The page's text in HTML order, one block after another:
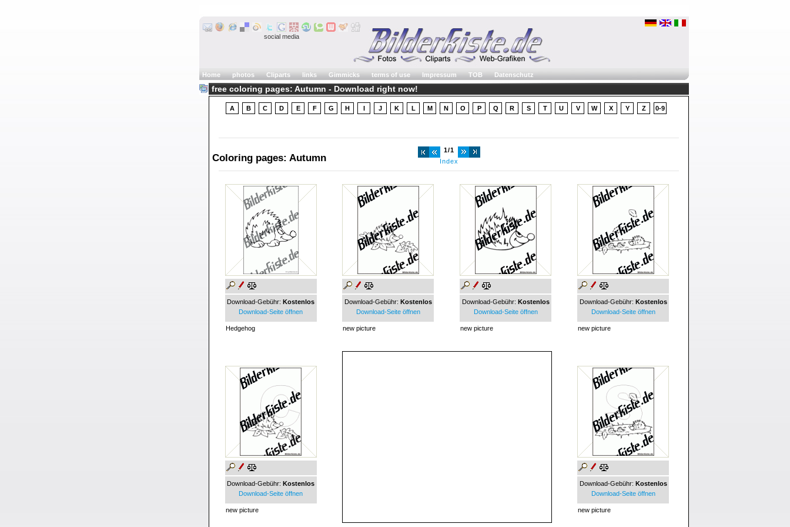
social media
Home photos Cliparts links Gimmicks terms of use Impressum TOB Datenschutz
free coloring pages: Autumn - Download right now!
A B C D E F G H I J K L M N O P Q R S T U V W X Y Z 0-9
Coloring pages: Autumn
1/1
Index
Download-Gebühr: Kostenlos
Download-Seite öffnen
Hedgehog
Download-Gebühr: Kostenlos
Download-Seite öffnen
new picture
Download-Gebühr: Kostenlos
Download-Seite öffnen
new picture
Download-Gebühr: Kostenlos
Download-Seite öffnen
new picture
Download-Gebühr: Kostenlos
Download-Seite öffnen
new picture
Download-Gebühr: Kostenlos
Download-Seite öffnen
new picture